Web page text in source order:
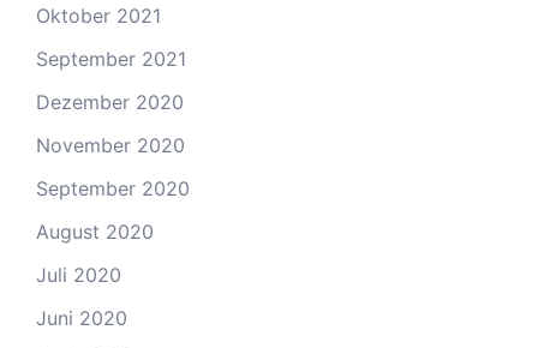
Oktober 2021
September 2021
Dezember 2020
November 2020
September 2020
August 2020
Juli 2020
Juni 2020